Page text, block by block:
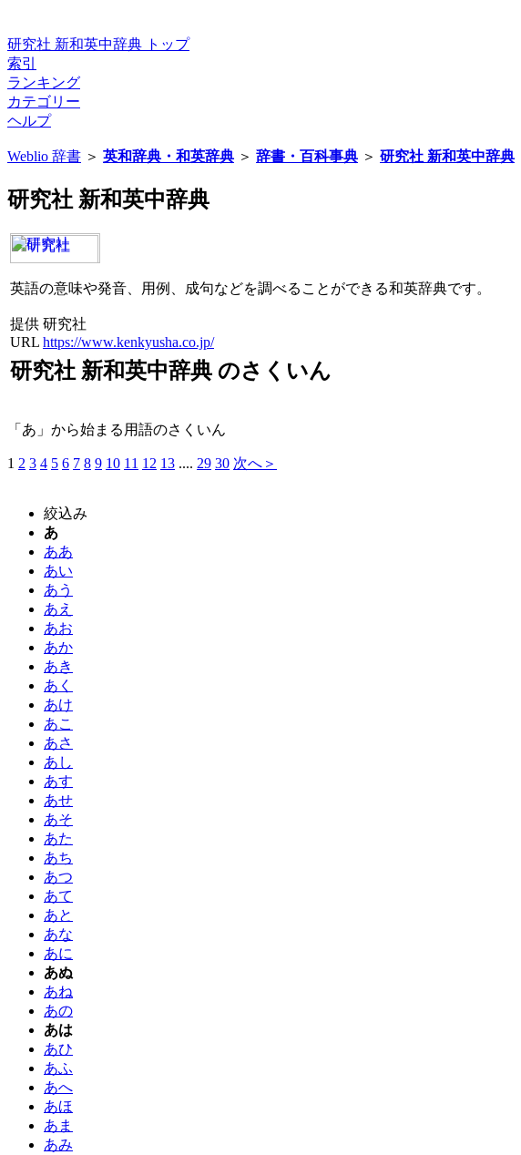
研究社 新和英中辞典 トップ
索引
ランキング
カテゴリー
ヘルプ
Weblio 辞書 ＞ 英和辞典・和英辞典 ＞ 辞書・百科事典 ＞ 研究社 新和英中辞典
研究社 新和英中辞典
英語の意味や発音、用例、成句などを調べることができる和英辞典です。
提供 研究社
URL https://www.kenkyusha.co.jp/
研究社 新和英中辞典 のさくいん
「あ」から始まる用語のさくいん
1 2 3 4 5 6 7 8 9 10 11 12 13 .... 29 30 次へ＞
絞込み
あ
ああ
あい
あう
あえ
あお
あか
あき
あく
あけ
あこ
あさ
あし
あす
あせ
あそ
あた
あち
あつ
あて
あと
あな
あに
あぬ
あね
あの
あは
あひ
あふ
あへ
あほ
あま
あみ